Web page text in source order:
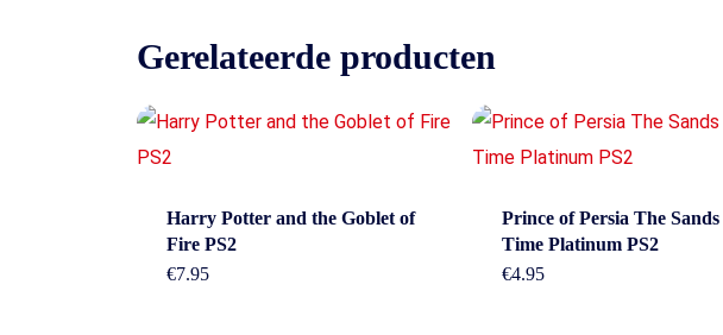
Gerelateerde producten
Harry Potter and the Goblet of
Fire PS2
€7.95
Prince of Persia The Sands
Time Platinum PS2
€4.95
Contact